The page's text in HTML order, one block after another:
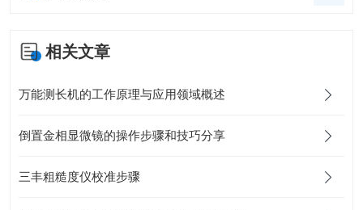
相关文章
万能测长机的工作原理与应用领域概述
倒置金相显微镜的操作步骤和技巧分享
三丰粗糙度仪校准步骤